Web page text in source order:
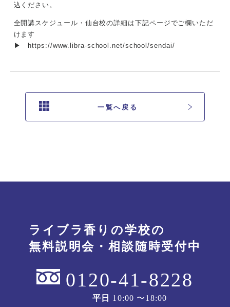
込ください。
全開講スケジュール・仙台校の詳細は下記ページでご欄いただ
けます
▶
https://www.libra-school.net/school/sendai/
一覧へ戻る
ライブラ香りの学校の
無料説明会・相談随時受付中
0120-41-8228
平日 10:00 〜18:00